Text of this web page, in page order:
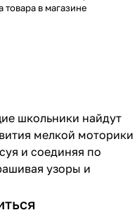
товара в магазине
школьники найдут
мелкой моторики
и соединяя по
узоры и